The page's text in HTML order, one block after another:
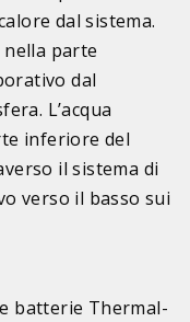
dal sistema.
nella parte
dal
L’acqua
inferiore del
il sistema di
verso il basso sui
batterie Thermal-